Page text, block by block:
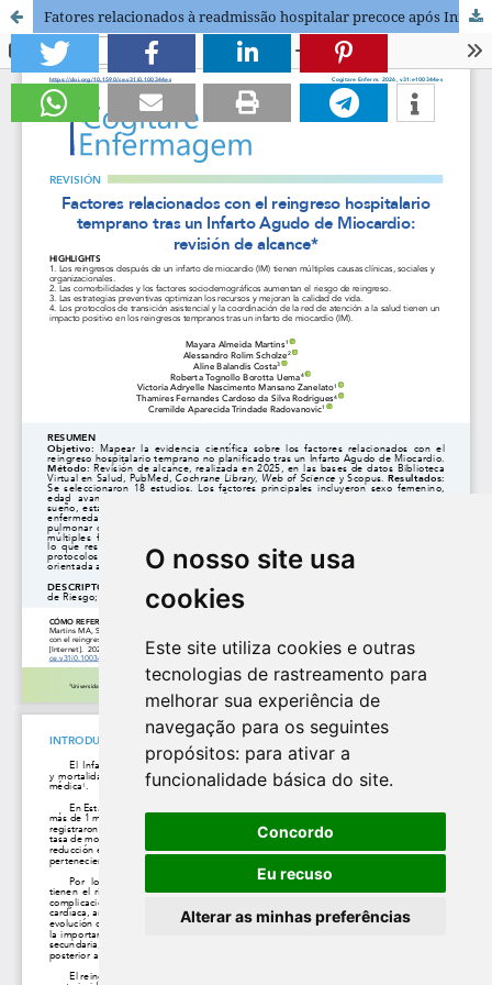
O nosso site usa
cookies
Este site utiliza cookies e outras
tecnologias de rastreamento para
melhorar sua experiência de
navegação para os seguintes
propósitos: para ativar a
funcionalidade básica do site.
Concordo
Eu recuso
Alterar as minhas preferências
Fatores relacionados à readmissão hospitalar precoce após Infarto Agudo do Miocárdio